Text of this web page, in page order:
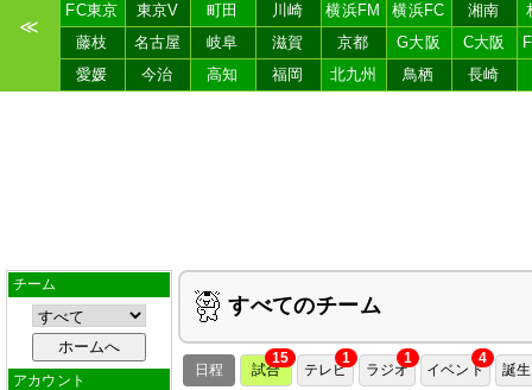
≪
FC東京
東京V 町田 川崎 横浜FM 横浜FC 湘南
藤枝
名古屋 岐阜 滋賀 京都 G大阪 C大阪
愛媛
今治 高知 福岡 北九州 鳥栖 長崎
チーム
アカウント
すべてのチーム
日程
15
試合
1
テレビ
1
ラジオ
4
イベント 誕